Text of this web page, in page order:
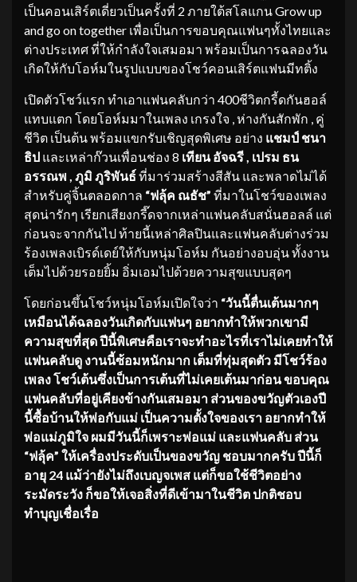
เป็นคอนเสิร์ตเดี่ยวเป็นครั้งที่ 2 ภายใต้สโลแกน Grow up
and go on together เพื่อเป็นการขอบคุณแฟนๆทั้งไทยและ
ต่างประเทศ ที่ให้กำลังใจเสมอมา พร้อมเป็นการฉลองวัน
เกิดให้กับโอห์มในรูปแบบของโชว์คอนเสิร์ตแฟนมีทติ้ง
เปิดตัวโชว์แรก ทำเอาแฟนคลับกว่า 400ชีวิตกรี้ดกันฮอล์
แทบแตก โดยโอห์มมาในเพลง เกรงใจ , ห่างกันสักพัก , คู่
ชีวิต เป็นต้น พร้อมแขกรับเชิญสุดพิเศษ อย่าง แชมป์ ชนา
ธิป และเหล่าก๊วนเพื่อนช่อง 8 เทียน อัจฉรี , เปรม ธน
อรรณพ , ภูมิ ภูริพันธ์ที่มาร่วมสร้างสีสัน และพลาดไม่ได้
สำหรับคู่จิ้นตลอดกาล “ฟลุ้ค ณธัช” ที่มาในโชว์ของเพลง
สุดน่ารักๆ เรียกเสียงกรี๊ดจากเหล่าแฟนคลับสนั่นฮอลล์ แต่
ก่อนจะจากกันไป ท้ายนี้เหล่าศิลปินและแฟนคลับต่างร่วม
ร้องเพลงเบิรด์เดย์ให้กับหนุ่มโอห์ม กันอย่างอบอุ่น ทั้งงาน
เต็มไปด้วยรอยยิ้ม อิ่มเอมไปด้วยความสุขแบบสุดๆ
โดยก่อนขึ้นโชว์หนุ่มโอห์มเปิดใจว่า “วันนี้ตื่นเต้นมากๆ
เหมือนได้ฉลองวันเกิดกับแฟนๆ อยากทำให้พวกเขามี
ความสุขที่สุด ปีนี้พิเศษคือเราจะทำอะไรที่เราไม่เคยทำให้
แฟนคลับดู งานนี้ซ้อมหนักมาก เต็มที่ทุ่มสุดตัว มีโชว์ร้อง
เพลง โชว์เต้นซึ่งเป็นการเต้นที่ไม่เคยเต้นมาก่อน ขอบคุณ
แฟนคลับที่อยู่เคียงข้างกันเสมอมา ส่วนของขวัญตัวเองปี
นี้ซื้อบ้านให้พ่อกับแม่ เป็นความตั้งใจของเรา อยากทำให้
พ่อแม่ภูมิใจ ผมมีวันนี้ก็เพราะพ่อแม่ และแฟนคลับ ส่วน
“ฟลุ้ค” ให้เครื่องประดับเป็นของขวัญ ชอบมากครับ ปีนี้ก็
อายุ 24 แม้ว่ายังไม่ถึงเบญจเพส แต่ก็ขอใช้ชีวิตอย่าง
ระมัดระวัง ก็ขอให้เจอสิ่งที่ดีเข้ามาในชีวิต ปกติชอบ
ทำบุญเชื่อเรื่อ